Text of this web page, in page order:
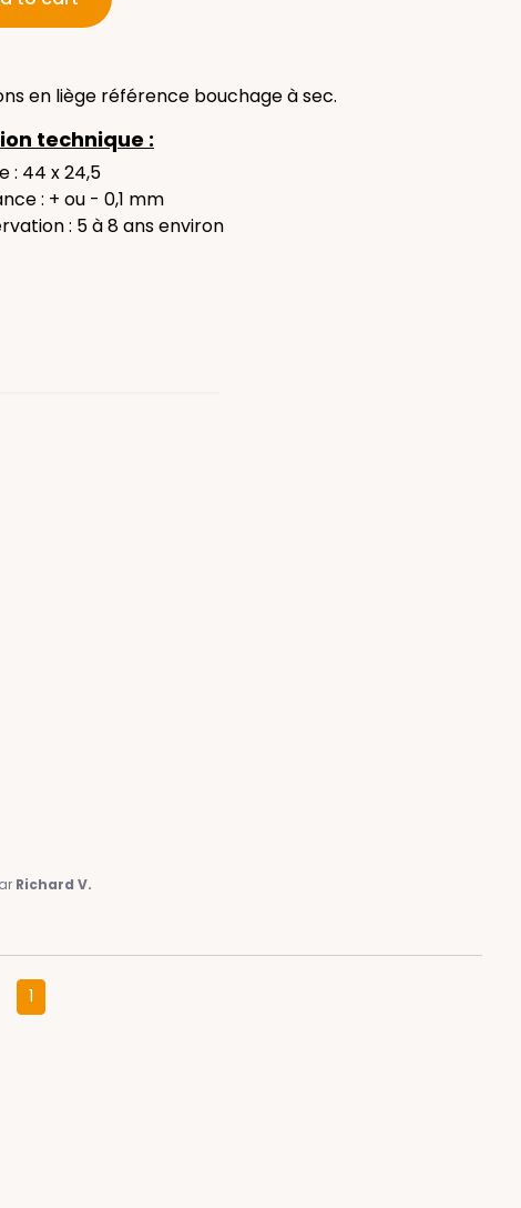
en liège référence bouchage à sec.
technique :
: 44 x 24,5
: + ou - 0,1 mm
: 5 à 8 ans environ
Richard V.
1